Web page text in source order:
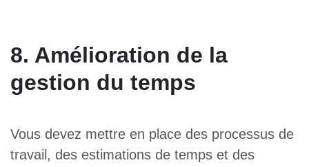
8. Amélioration de la
gestion du temps
Vous devez mettre en place des processus de
travail, des estimations de temps et des